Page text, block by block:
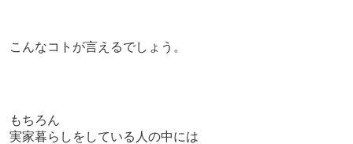
こんなコトが言えるでしょう。
もちろん
実家暮らしをしている人の中には